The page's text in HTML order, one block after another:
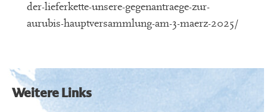
der-lieferkette-unsere-gegenantraege-zur-
aurubis-hauptversammlung-am-3-maerz-2025/
Weitere Links